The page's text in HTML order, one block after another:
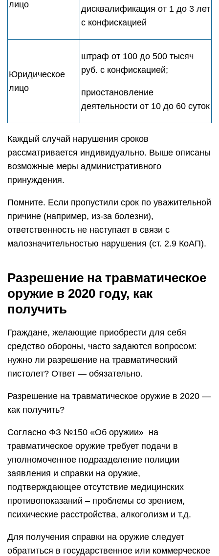
лицо
дисквалификация от 1 до 3 лет
с конфискацией
Юридическое
лицо
штраф от 100 до 500 тысяч
руб. с конфискацией;
приостановление
деятельности от 10 до 60 суток
Каждый случай нарушения сроков
рассматривается индивидуально. Выше описаны
возможные меры административного
принуждения.
Помните. Если пропустили срок по уважительной
причине (например, из-за болезни),
ответственность не наступает в связи с
малозначительностью нарушения (ст. 2.9 КоАП).
Разрешение на травматическое
оружие в 2020 году, как
получить
Граждане, желающие приобрести для себя
средство обороны, часто задаются вопросом:
нужно ли разрешение на травматический
пистолет? Ответ — обязательно.
Разрешение на травматическое оружие в 2020 —
как получить?
Согласно ФЗ №150 «Об оружии» на
травматическое оружие требует подачи в
уполномоченное подразделение полиции
заявления и справки на оружие,
подтверждающее отсутствие медицинских
противопоказаний – проблемы со зрением,
психические расстройства, алкоголизм и т.д.
Для получения справки на оружие следует
обратиться в государственное или коммерческое